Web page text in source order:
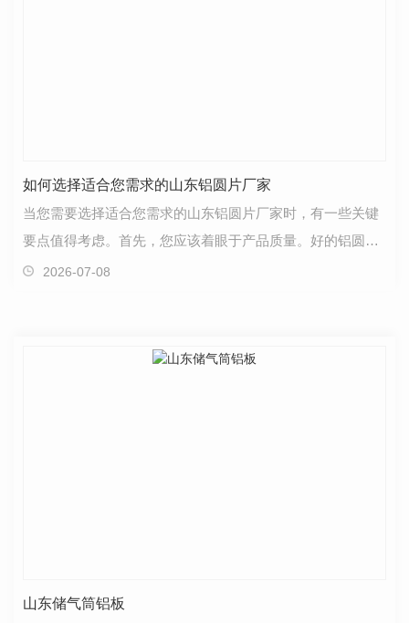
如何选择适合您需求的山东铝圆片厂家
当您需要选择适合您需求的山东铝圆片厂家时，有一些关键
要点值得考虑。首先，您应该着眼于产品质量。好的铝圆片
厂家通常会注重生产过程中的质量控制，..所提供的产…
2026-07-08
山东储气筒铝板